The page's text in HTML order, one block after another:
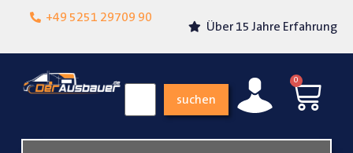
+49 5251 29709 90
Lokalgeschäft in
Über 15 Jahre Erfahrung
suchen
0